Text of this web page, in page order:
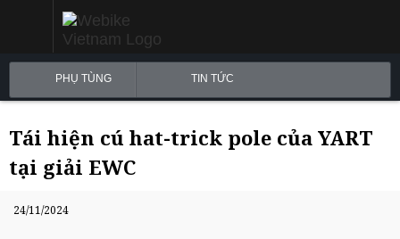
PHỤ TÙNG TIN TỨC
Tái hiện cú hat-trick pole của YART
tại giải EWC
24/11/2024